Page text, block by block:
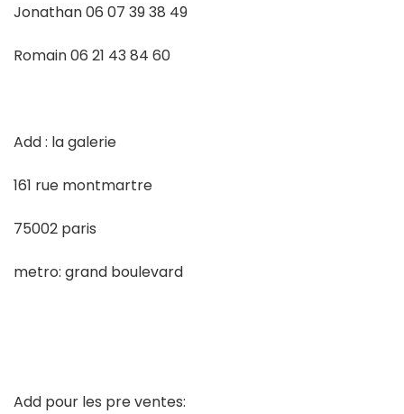
Jonathan 06 07 39 38 49
Romain 06 21 43 84 60
Add : la galerie
161 rue montmartre
75002 paris
metro: grand boulevard
Add pour les pre ventes: